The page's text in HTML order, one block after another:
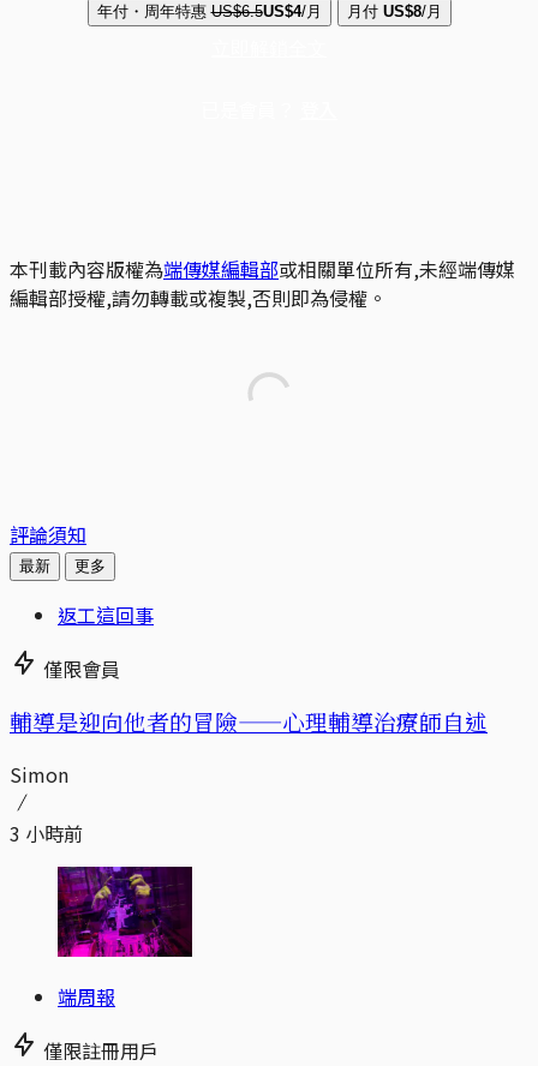
年付・周年特惠 US$6.5US$4/月 月付 US$8/月
本刊載內容版權為端傳媒編輯部或相關單位所有,未經端傳媒
編輯部授權,請勿轉載或複製,否則即為侵權。
評論須知
最新 更多
返工這回事
僅限會員
輔導是迎向他者的冒險——心理輔導治療師自述
Simon
3 小時前
端周報
僅限註冊用戶